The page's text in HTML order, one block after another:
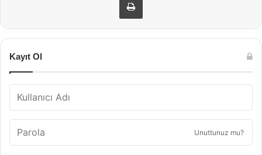
Kayıt Ol
Unuttunuz mu?